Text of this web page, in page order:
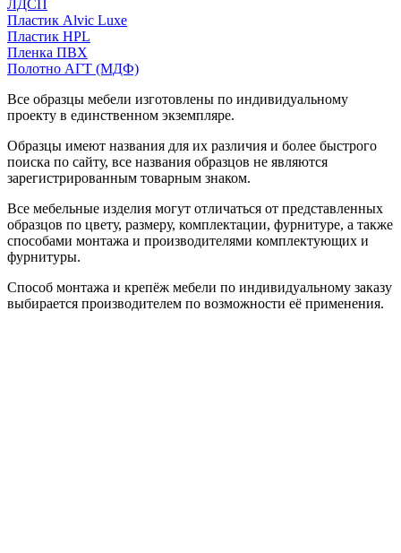
ЛДСП
Пластик Alvic Luxe
Пластик HPL
Пленка ПВХ
Полотно АГТ (МДФ)
Все образцы мебели изготовлены по индивидуальному
проекту в единственном экземпляре.
Образцы имеют названия для их различия и более быстрого
поиска по сайту, все названия образцов не являются
зарегистрированным товарным знаком.
Все мебельные изделия могут отличаться от представленных
образцов по цвету, размеру, комплектации, фурнитуре, а также
способами монтажа и производителями комплектующих и
фурнитуры.
Способ монтажа и крепёж мебели по индивидуальному заказу
выбирается производителем по возможности её применения.